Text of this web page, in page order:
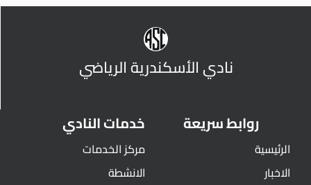
نادي الأسكندرية الرياضي
روابط سريعة
الرئيسية
الاخبار
خدمات النادي
مركز الخدمات
الانشطة